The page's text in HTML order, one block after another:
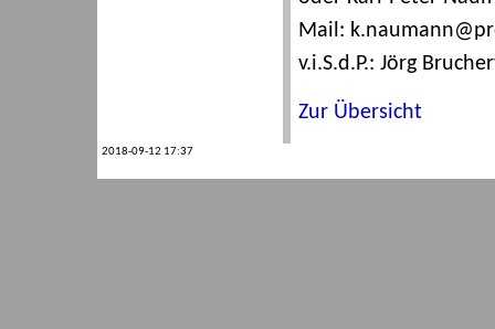
Mail:
v.i.S.d.P.: Jörg
Zur Übersicht
2018-09-12 17:37